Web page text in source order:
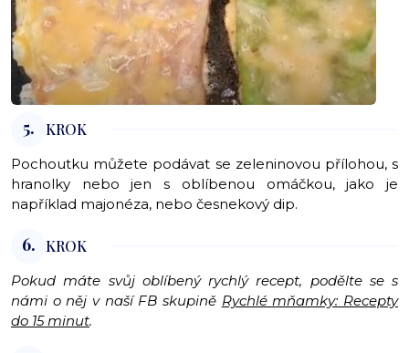
5. KROK
Pochoutku můžete podávat se zeleninovou přílohou, s
hranolky nebo jen s oblíbenou omáčkou, jako je
například majonéza, nebo česnekový dip.
6. KROK
Pokud máte svůj oblíbený rychlý recept, podělte se s
námi o něj v naší FB skupině Rychlé mňamky: Recepty
do 15 minut.